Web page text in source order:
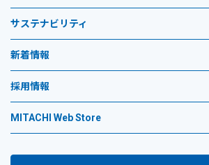
サステナビリティ
新着情報
採用情報
MITACHI Web Store